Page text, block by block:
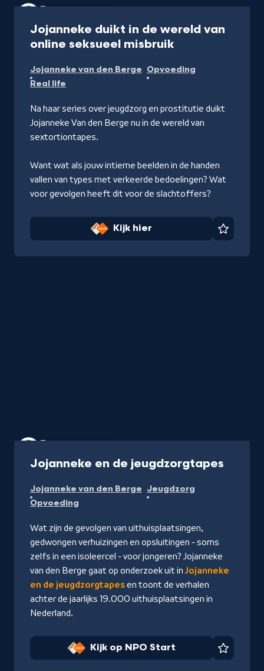
Jojanneke duikt in de wereld van
online seksueel misbruik
hier
Jojanneke van den Berge Opvoeding
Real life
Na haar series over jeugdzorg en prostitutie duikt
Jojanneke Van den Berge nu in de wereld van
sextortiontapes.
Want wat als jouw intieme beelden in de handen
vallen van types met verkeerde bedoelingen? Wat
voor gevolgen heeft dit voor de slachtoffers?
Kijk hier
Jojanneke en de jeugdzorgtapes
Jojanneke van den Berge Jeugdzorg
Opvoeding
Wat zijn de gevolgen van uithuisplaatsingen,
gedwongen verhuizingen en opsluitingen - soms
zelfs in een isoleercel - voor jongeren? Jojanneke
van den Berge gaat op onderzoek uit in Jojanneke
en de jeugdzorgtapesen toont de verhalen
achter de jaarlijks 19.000 uithuisplaatsingen in
Nederland.
Kijk op NPO Start